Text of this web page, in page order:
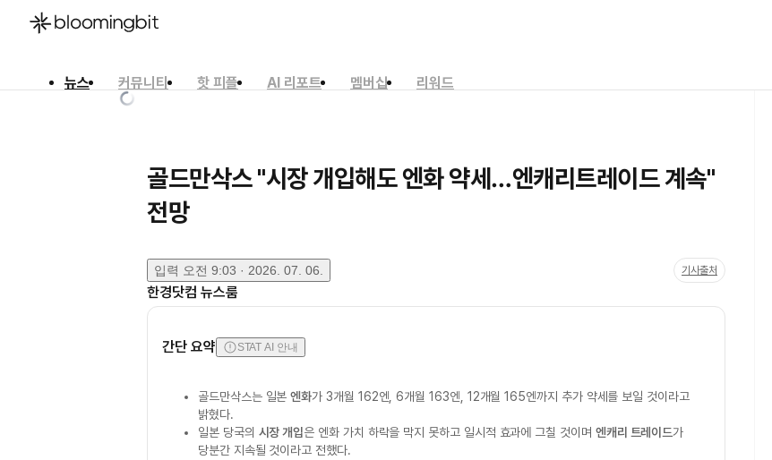
뉴스 커뮤니티 핫 피플 AI 리포트 멤버십
리워드
골드만삭스 "시장 개입해도 엔화 약세…엔캐리트레이드 계속"
전망
입력 오전 9:03 · 2026. 07. 06. 기사출처
한경닷컴 뉴스룸
간단 요약 STAT AI 안내
골드만삭스는 일본엔화가 3개월 162엔, 6개월 163엔, 12개월 165엔까지 추가 약세를 보일 것이라고
밝혔다.
일본 당국의 시장 개입은 엔화 가치 하락을 막지 못하고 일시적 효과에 그칠 것이며 엔캐리 트레이드가
당분간 지속될 것이라고 전했다.